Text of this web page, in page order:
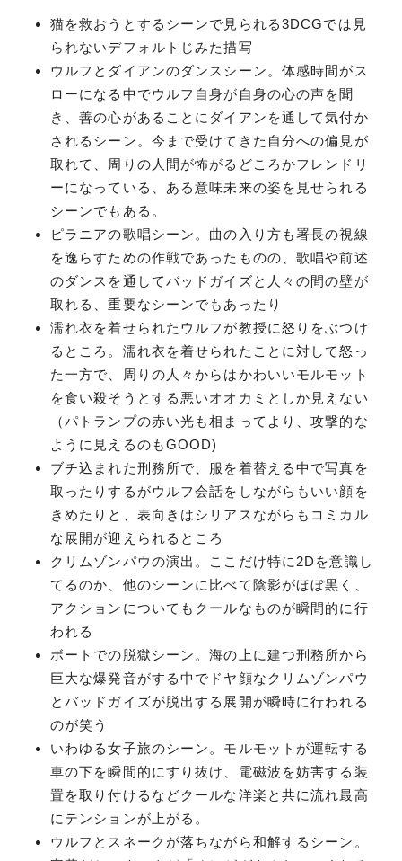
猫を救おうとするシーンで見られる3DCGでは見
られないデフォルトじみた描写
ウルフとダイアンのダンスシーン。体感時間がス
ローになる中でウルフ自身が自身の心の声を聞
き、善の心があることにダイアンを通して気付か
されるシーン。今まで受けてきた自分への偏見が
取れて、周りの人間が怖がるどころかフレンドリ
ーになっている、ある意味未来の姿を見せられる
シーンでもある。
ピラニアの歌唱シーン。曲の入り方も署長の視線
を逸らすための作戦であったものの、歌唱や前述
のダンスを通してバッドガイズと人々の間の壁が
取れる、重要なシーンでもあったり
濡れ衣を着せられたウルフが教授に怒りをぶつけ
るところ。濡れ衣を着せられたことに対して怒っ
た一方で、周りの人々からはかわいいモルモット
を食い殺そうとする悪いオオカミとしか見えない
（パトランプの赤い光も相まってより、攻撃的な
ように見えるのもGOOD)
ブチ込まれた刑務所で、服を着替える中で写真を
取ったりするがウルフ会話をしながらもいい顔を
きめたりと、表向きはシリアスながらもコミカル
な展開が迎えられるところ
クリムゾンパウの演出。ここだけ特に2Dを意識し
てるのか、他のシーンに比べて陰影がほぼ黒く、
アクションについてもクールなものが瞬間的に行
われる
ボートでの脱獄シーン。海の上に建つ刑務所から
巨大な爆発音がする中でドヤ顔なクリムゾンパウ
とバッドガイズが脱出する展開が瞬時に行われる
のが笑う
いわゆる女子旅のシーン。モルモットが運転する
車の下を瞬間的にすり抜け、電磁波を妨害する装
置を取り付けるなどクールな洋楽と共に流れ最高
にテンションが上がる。
ウルフとスネークが落ちながら和解するシーン。